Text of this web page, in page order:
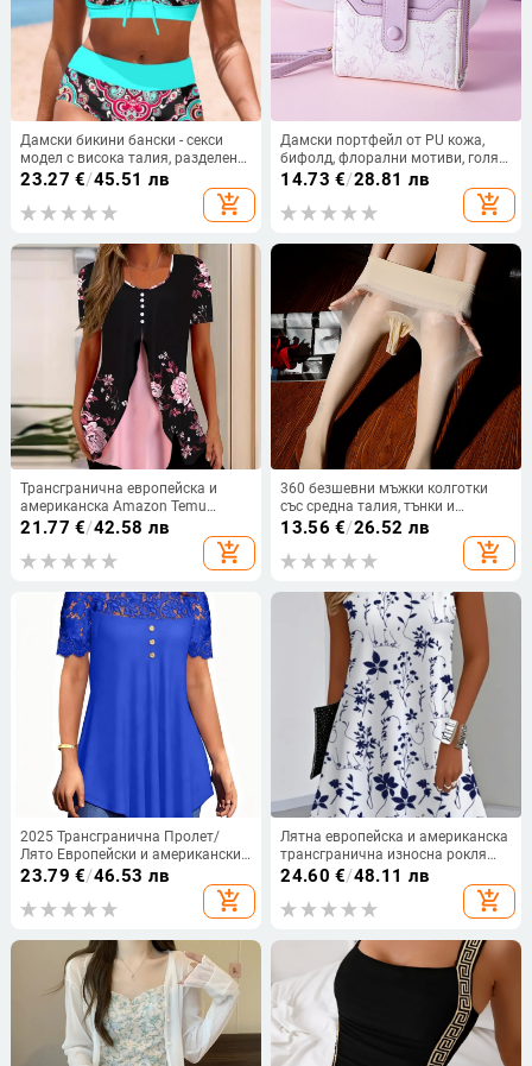
Дамски бикини бански - секси
модел с висока талия, разделени
горнище и долнище, чашки с
подплътване, полиестер 85%
23.27 €/45.51 лв
add_shopping_cart
Дамски портфейл от PU кожа,
бифолд, флорални мотиви, голям
капацитет, водоустойчив
14.73 €/28.81 лв
add_shopping_cart
Трансгранична европейска и
американска Amazon Temu
Лятна нова дамска тениска с
деколте, фалшива
21.77 €/42.58 лв
add_shopping_cart
360 безшевни мъжки колготки
със средна талия, тънки и
невидими, плюс размер, секси
13.56 €/26.52 лв
add_shopping_cart
2025 Трансгранична Пролет/
Лято Европейски и американски
Ново дамско облекло
Едноцветна дантелена тениска с
къс ръкав и кръгло деколте
23.79 €/46.53 лв
add_shopping_cart
Лятна европейска и американска
трансгранична износна рокля
без ръкави с флорален принт от
Amazon Independent Station Temu
за жени през 2025 г.
24.60 €/48.11 лв
add_shopping_cart